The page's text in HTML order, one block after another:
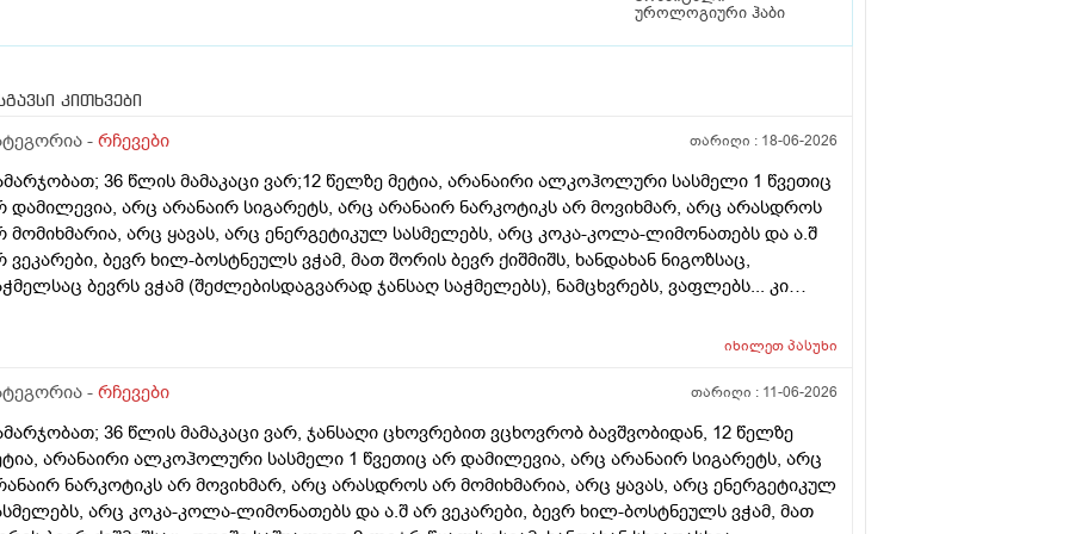
უროლოგიური ჰაბი
კითხვები
- რჩევები თარიღი : 18-06-2026
36 წლის მამაკაცი ვარ;12 წელზე მეტია, არანაირი ალკოჰოლური სასმელი 1 წვეთიც
დამილევია, არც არანაირ სიგარეტს, არც არანაირ ნარკოტიკს არ მოვიხმარ, არც არასდროს
მომიხმარია, არც ყავას, არც ენერგეტიკულ სასმელებს, არც კოკა-კოლა-ლიმონათებს და ა.შ
ვეკარები, ბევრ ხილ-ბოსტნეულს ვჭამ, მათ შორის ბევრ ქიშმიშს, ხანდახან ნიგოზსაც,
ბევრს ვჭამ (შეძლებისდაგვარად ჯანსაღ საჭმელებს), ნამცხვრებს, ვაფლებს... კი
ფეხით ბევრს დავდივარ, როცა დრო მაქვს, სხვა ვარჯიშებსაც ვაკეთებ, არ მაწუხებს
არ მიგრძვნია), მხედველობა-სმენა 100%-იანი მაქვს, წნევები საერთოდ არ მაწუხებს,
ზეზეულა ვიხდი, წამლების გარეშე, უკვე წლებია, სიცხის ან ყელის ტკივილის აბის
კი არ დამჭირებია, სიმაღლით 193-195 სმ ვარ, წონით დაახლოებით 77 კგ, ჩემი წონა 80
არასდროს არ ასცილებია, ჯან-ღონეს არ ვუჩივი. მაინტერესებს: 1.ინტერნეტში წავაწყდი ასეთ
რომ ასეთი სიმაღლე დატვირთვაა ორგანიზმისთვის, ასეთი მაღალი ადამიანები
იხილეთპასუხი
- რჩევები თარიღი : 11-06-2026
36 წლის მამაკაცი ვარ, ჯანსაღი ცხოვრებით ვცხოვრობ ბავშვობიდან, 12 წელზე
არანაირი ალკოჰოლური სასმელი 1 წვეთიც არ დამილევია, არც არანაირ სიგარეტს, არც
ნარკოტიკს არ მოვიხმარ, არც არასდროს არ მომიხმარია, არც ყავას, არც ენერგეტიკულ
არც კოკა-კოლა-ლიმონათებს და ა.შ არ ვეკარები, ბევრ ხილ-ბოსტნეულს ვჭამ, მათ